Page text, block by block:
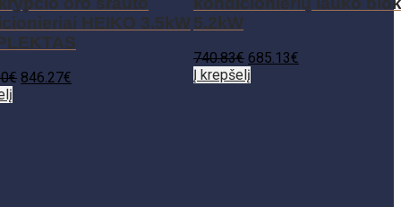
HEIKO 3.5kW
€ 846.27€
5.2kW
740.83€ 685.13€
Į krepšelį